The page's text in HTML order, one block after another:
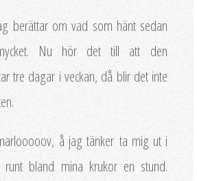
berättar om vad som hänt sedan
Nu hör det till att den
tre dagar i veckan, då blir det inte
å jag tänker ta mig ut i
runt bland mina krukor en stund.